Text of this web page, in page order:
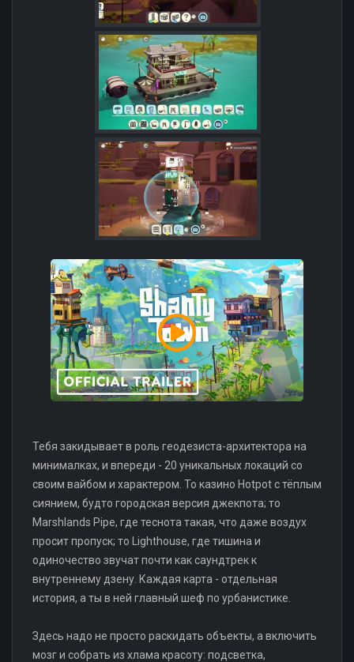
Тебя закидывает в роль геодезиста-архитектора на
минималках, и впереди - 20 уникальных локаций со
своим вайбом и характером. То казино Hotpot с тёплым
сиянием, будто городская версия джекпота; то
Marshlands Pipe, где теснота такая, что даже воздух
просит пропуск; то Lighthouse, где тишина и
одиночество звучат почти как саундтрек к
внутреннему дзену. Каждая карта - отдельная
история, а ты в ней главный шеф по урбанистике.
Здесь надо не просто раскидать объекты, а включить
мозг и собрать из хлама красоту: подсветка,